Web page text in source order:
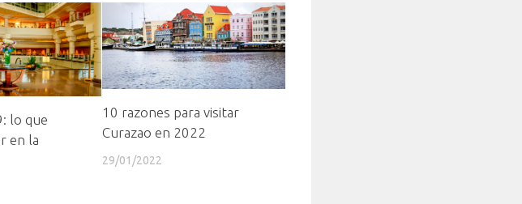
lo que
en la
10 razones para visitar
Curazao en 2022
29/01/2022